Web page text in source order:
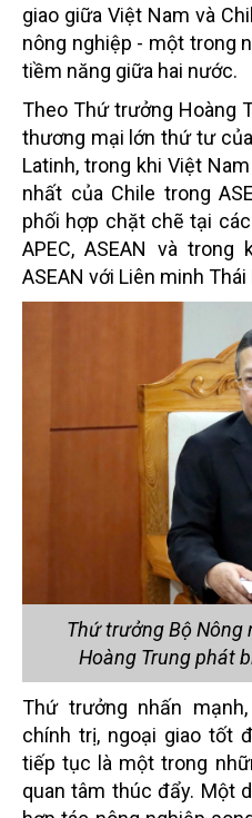
giao giữa Việt Nam và
nông nghiệp - một trong
tiềm năng giữa hai nước.
Theo Thứ trưởng Hoàng
thương mại lớn thứ tư
Latinh, trong khi Việt
nhất của Chile trong
phối hợp chặt chẽ tại
APEC, ASEAN và
ASEAN với Liên minh Thái
Thứ trưởng Bộ Nông
Hoàng Trung phát
Thứ trưởng nhấn
chính trị, ngoại giao tốt
tiếp tục là một trong
quan tâm thúc đẩy. Một